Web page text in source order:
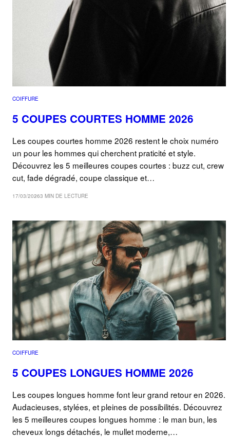
COIFFURE
5 COUPES COURTES HOMME 2026
Les coupes courtes homme 2026 restent le choix numéro
un pour les hommes qui cherchent praticité et style.
Découvrez les 5 meilleures coupes courtes : buzz cut, crew
cut, fade dégradé, coupe classique et…
17/03/20263 MIN DE LECTURE
COIFFURE
5 COUPES LONGUES HOMME 2026
Les coupes longues homme font leur grand retour en 2026.
Audacieuses, stylées, et pleines de possibilités. Découvrez
les 5 meilleures coupes longues homme : le man bun, les
cheveux longs détachés, le mullet moderne,…